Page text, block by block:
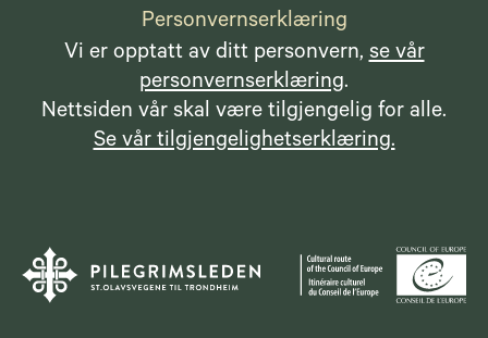
Personvernserklæring
Vi er opptatt av ditt personvern,se vår
personvernserklæring.
Nettsiden vår skal være tilgjengelig for alle.
Se vår tilgjengelighetserklæring.